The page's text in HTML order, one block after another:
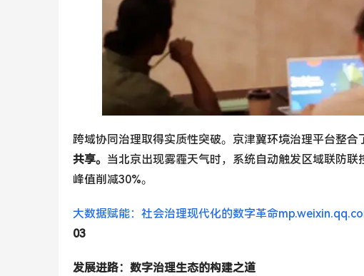
跨域协同治理取得实质性突破。京津冀环境治理平台整合
共享。 当北京出现雾霾天气时，系统自动触发区域联防
峰值削减30%。
大数据赋能：社会治理现代化的数字革命
03
发展进路：数字治理生态的构建之道